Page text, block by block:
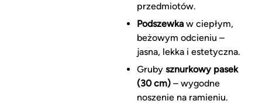
przedmiotów.
Podszewkaw ciepłym,
beżowym odcieniu –
jasna, lekka i estetyczna.
Gruby sznurkowy pasek
(30 cm)– wygodne
noszenie na ramieniu.